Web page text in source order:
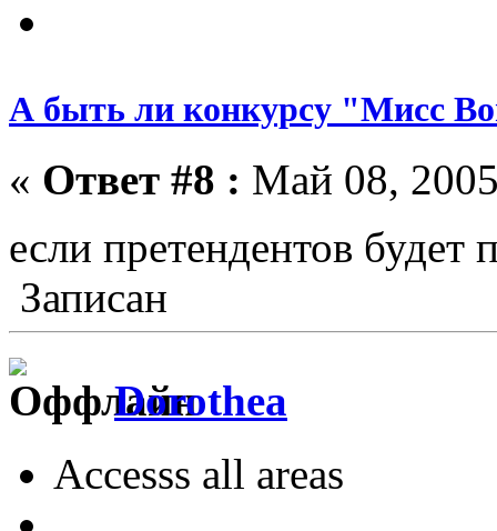
А быть ли конкурсу "Мисс
« Ответ #8 : Май 08,
если претендентов будет
Записан
Dorothea
Accesss all areas